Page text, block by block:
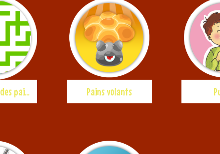
Labyrinthe des pains Pains volants